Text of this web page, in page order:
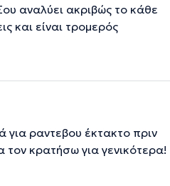
αναλύει ακριβώς το κάθε
και είναι τρομερός
για ραντεβου έκτακτο πριν
τον κρατήσω για γενικότερα!